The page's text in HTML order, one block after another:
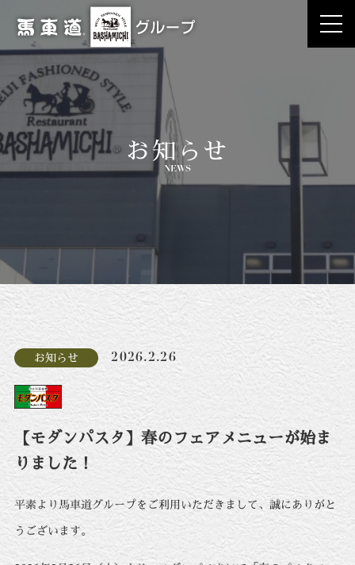
お知らせ
NEWS
お知らせ 2026.2.26
【モダンパスタ】春のフェアメニューが始ま
りました！
平素より馬車道グループをご利用いただきまして、誠にありがと
うございます。